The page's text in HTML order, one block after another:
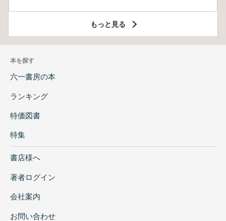
もっと見る
本を探す
六一書房の本
ランキング
特価図書
特集
書店様へ
著者ログイン
会社案内
お問い合わせ